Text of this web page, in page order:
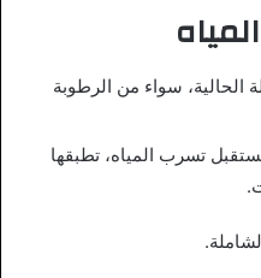
الحالية، سواء من الرطوبة
تسرب المياه، تطبقها